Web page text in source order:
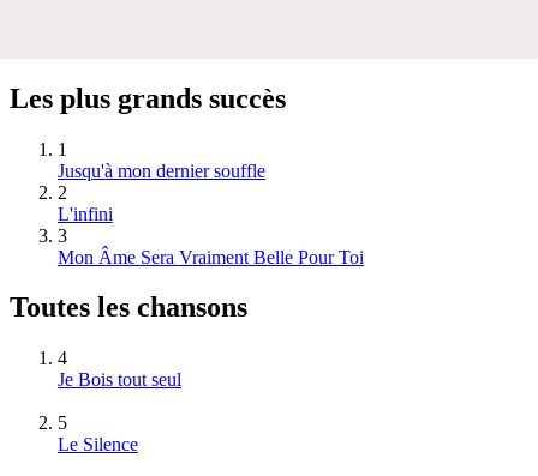
Les plus grands succès
1
Jusqu'à mon dernier souffle
2
L'infini
3
Mon Âme Sera Vraiment Belle Pour Toi
Toutes les chansons
4
Je Bois tout seul
5
Le Silence